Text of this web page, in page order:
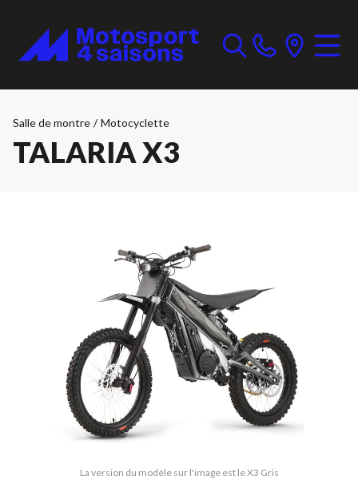
Salle de montre / Motocyclette
TALARIA X3
La version du modèle sur l'image est le X3 Gris